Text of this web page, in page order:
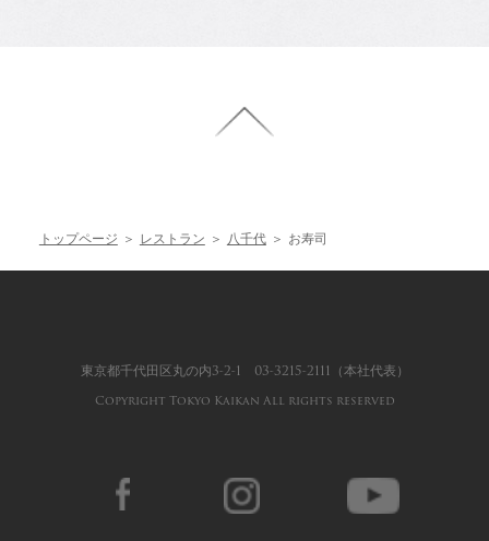
トップページ ＞ レストラン ＞ 八千代＞ お寿司
東京都千代田区丸の内3-2-1 03-3215-2111 （本社代表）
Copyright Tokyo Kaikan All rights reserved